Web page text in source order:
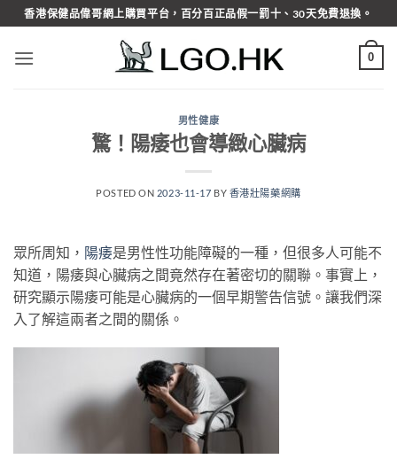
Skip
to
content
香港保健品偉哥網上購買平台，百分百正品假一罰十、30天免費退換。
0
男性健康
驚！陽痿也會導緻心臟病
POSTED ON 2023-11-17 BY 香港壯陽藥網購
眾所周知， 陽痿是男性性功能障礙的一種，但很多人可能不
知道，陽痿與心臟病之間竟然存在著密切的關聯。事實上，
研究顯示陽痿可能是心臟病的一個早期警告信號。讓我們深
入了解這兩者之間的關係。